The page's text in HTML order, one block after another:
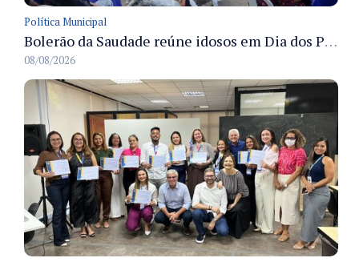
Política Municipal
Bolerão da Saudade reúne idosos em Dia dos Pais promovido pela Fundação Dr. Thomas em Manaus
08/08/2026